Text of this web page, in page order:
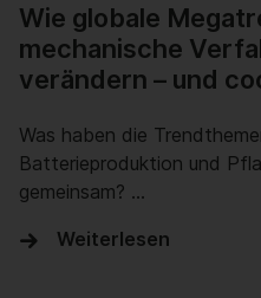
Wie globale
mechanische
verändern – und
Was haben die
Batterieproduktion und
gemeinsam? …
Weiterlesen